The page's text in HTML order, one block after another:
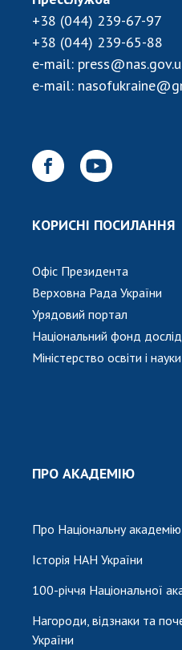
+38 (044) 239-67-97
+38 (044) 239-65-88
e-mail:
e-mail:
КОРИСНІ ПОСИЛАННЯ
Офіс Президента
Верховна Рада України
Урядовий портал
Національний фонд
Міністерство освіти і
ПРО АКАДЕМІЮ
Про Національну академію
Історія НАН України
100-річчя Національної
Нагороди, відзнаки та
України